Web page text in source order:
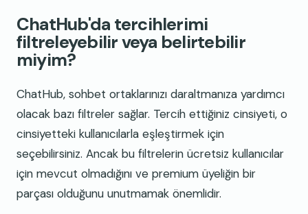
ChatHub'da tercihlerimi
filtreleyebilir veya belirtebilir
miyim?
ChatHub, sohbet ortaklarınızı daraltmanıza yardımcı
olacak bazı filtreler sağlar. Tercih ettiğiniz cinsiyeti, o
cinsiyetteki kullanıcılarla eşleştirmek için
seçebilirsiniz. Ancak bu filtrelerin ücretsiz kullanıcılar
için mevcut olmadığını ve premium üyeliğin bir
parçası olduğunu unutmamak önemlidir.